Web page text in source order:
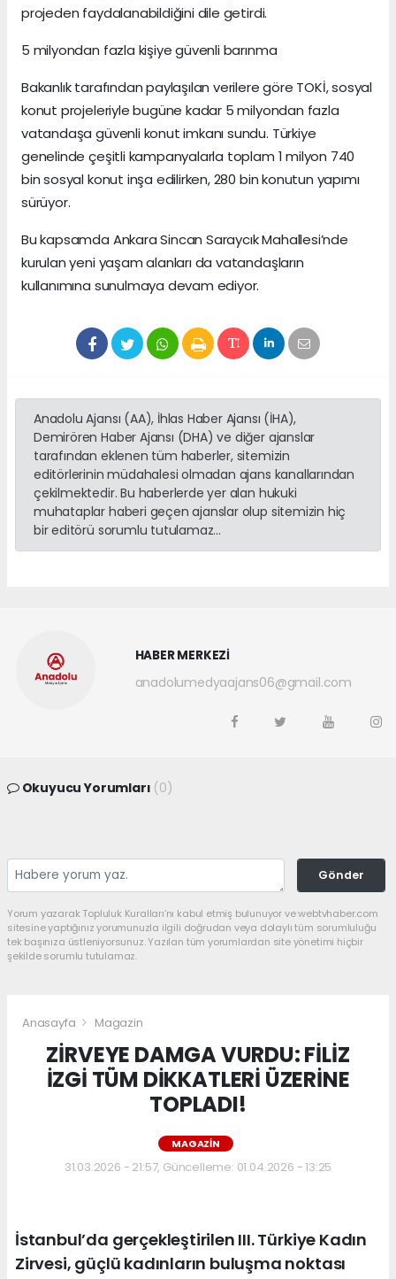
projeden faydalanabildiğini dile getirdi.
5 milyondan fazla kişiye güvenli barınma
Bakanlık tarafından paylaşılan verilere göre TOKİ, sosyal
konut projeleriyle bugüne kadar 5 milyondan fazla
vatandaşa güvenli konut imkanı sundu. Türkiye
genelinde çeşitli kampanyalarla toplam 1 milyon 740
bin sosyal konut inşa edilirken, 280 bin konutun yapımı
sürüyor.
Bu kapsamda Ankara Sincan Saraycık Mahallesi’nde
kurulan yeni yaşam alanları da vatandaşların
kullanımına sunulmaya devam ediyor.
Anadolu Ajansı (AA), İhlas Haber Ajansı (İHA),
Demirören Haber Ajansı (DHA) ve diğer ajanslar
tarafından eklenen tüm haberler, sitemizin
editörlerinin müdahalesi olmadan ajans kanallarından
çekilmektedir. Bu haberlerde yer alan hukuki
muhataplar haberi geçen ajanslar olup sitemizin hiç
bir editörü sorumlu tutulamaz...
HABER MERKEZİ
anadolumedyaajans06@gmail.com
Okuyucu Yorumları (0)
Gönder
Yorum yazarak Topluluk Kuralları’nı kabul etmiş bulunuyor ve webtvhaber.com
sitesine yaptığınız yorumunuzla ilgili doğrudan veya dolaylı tüm sorumluluğu
tek başınıza üstleniyorsunuz. Yazılan tüm yorumlardan site yönetimi hiçbir
şekilde sorumlu tutulamaz.
Anasayfa Magazin
ZİRVEYE DAMGA VURDU: FİLİZ
İZGİ TÜM DİKKATLERİ ÜZERİNE
TOPLADI!
MAGAZIN
31.03.2026 - 21:57, Güncelleme: 01.04.2026 - 13:25
İstanbul’da gerçekleştirilen III. Türkiye Kadın
Zirvesi, güçlü kadınların buluşma noktası